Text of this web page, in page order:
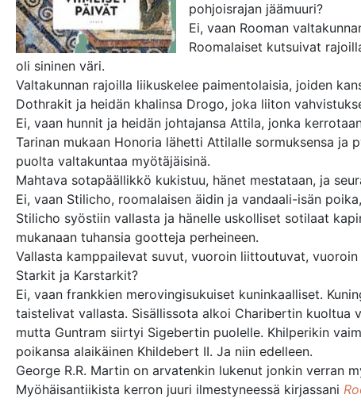
pohjoisrajan jäämuuri?
Ei, vaan Rooman
Roomalaiset kutsuivat
oli sininen väri.
Valtakunnan rajoilla liikuskelee paimentolaisia, joiden
Dothrakit ja heidän khalinsa Drogo, joka liiton
Ei, vaan hunnit ja heidän johtajansa Attila, jonka
Tarinan mukaan Honoria lähetti Attilalle sormuksensa
puolta valtakuntaa myötäjäisinä.
Mahtava sotapäällikkö kukistuu, hänet mestataan, ja
Ei, vaan Stilicho, roomalaisen äidin ja vandaali-isän
Stilicho syöstiin vallasta ja hänelle uskolliset sotilaat
mukanaan tuhansia gootteja perheineen.
Vallasta kamppailevat suvut, vuoroin liittoutuvat,
Starkit ja Karstarkit?
Ei, vaan frankkien merovingisukuiset kuninkaalliset.
taistelivat vallasta. Sisällissota alkoi Charibertin kuoltua
mutta Guntram siirtyi Sigebertin puolelle. Khilperikin
poikansa alaikäinen Khildebert II. Ja niin edelleen.
George R.R. Martin on arvatenkin lukenut jonkin verran
Myöhäisantiikista kerron juuri ilmestyneessä kirjassani